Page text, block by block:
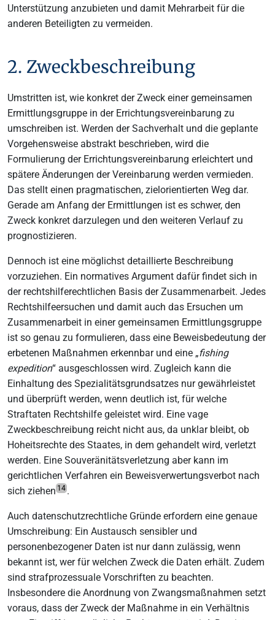
Unterstützung anzubieten und damit Mehrarbeit für die
anderen Beteiligten zu vermeiden.
2. Zweckbeschreibung
Umstritten ist, wie konkret der Zweck einer gemeinsamen
Ermittlungsgruppe in der Errichtungsvereinbarung zu
umschreiben ist. Werden der Sachverhalt und die geplante
Vorgehensweise abstrakt beschrieben, wird die
Formulierung der Errichtungsvereinbarung erleichtert und
spätere Änderungen der Vereinbarung werden vermieden.
Das stellt einen pragmatischen, zielorientierten Weg dar.
Gerade am Anfang der Ermittlungen ist es schwer, den
Zweck konkret darzulegen und den weiteren Verlauf zu
prognostizieren.
Dennoch ist eine möglichst detaillierte Beschreibung
vorzuziehen. Ein normatives Argument dafür findet sich in
der rechtshilferechtlichen Basis der Zusammenarbeit. Jedes
Rechtshilfeersuchen und damit auch das Ersuchen um
Zusammenarbeit in einer gemeinsamen Ermittlungsgruppe
ist so genau zu formulieren, dass eine Beweisbedeutung der
erbetenen Maßnahmen erkennbar und eine „fishing
expedition“ ausgeschlossen wird. Zugleich kann die
Einhaltung des Spezialitätsgrundsatzes nur gewährleistet
und überprüft werden, wenn deutlich ist, für welche
Straftaten Rechtshilfe geleistet wird. Eine vage
Zweckbeschreibung reicht nicht aus, da unklar bleibt, ob
Hoheitsrechte des Staates, in dem gehandelt wird, verletzt
werden. Eine Souveränitätsverletzung aber kann im
gerichtlichen Verfahren ein Beweisverwertungsverbot nach
sich ziehen 14 .
Auch datenschutzrechtliche Gründe erfordern eine genaue
Umschreibung: Ein Austausch sensibler und
personenbezogener Daten ist nur dann zulässig, wenn
bekannt ist, wer für welchen Zweck die Daten erhält. Zudem
sind strafprozessuale Vorschriften zu beachten.
Insbesondere die Anordnung von Zwangsmaßnahmen setzt
voraus, dass der Zweck der Maßnahme in ein Verhältnis